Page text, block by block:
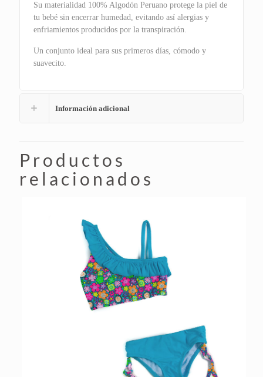
Su materialidad 100% Algodón Peruano protege la piel de
tu bebé sin encerrar humedad, evitando así alergias y
enfriamientos producidos por la transpiración.
Un conjunto ideal para sus primeros días, cómodo y
suavecito.
Información adicional
Productos
relacionados